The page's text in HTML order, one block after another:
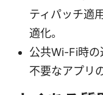
ティパッチ適
適化。
公共Wi-Fi時の
不要なアプリ